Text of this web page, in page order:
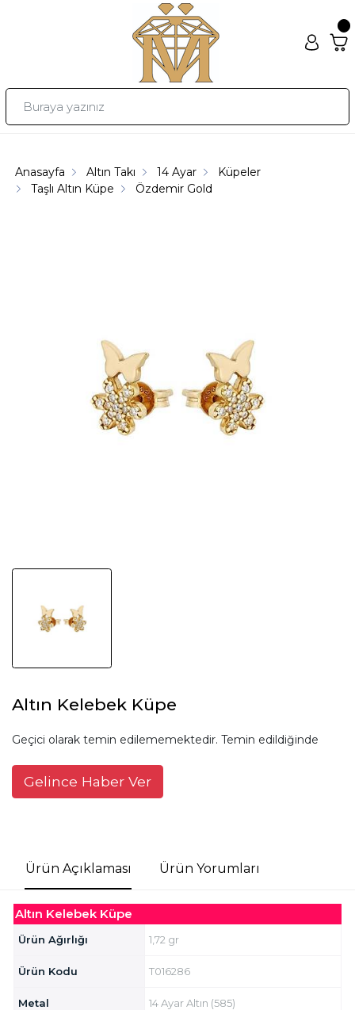
Anasayfa Altın Takı 14 Ayar
Küpeler
Taşlı Altın Küpe
Özdemir Gold
Altın Kelebek Küpe
Geçici olarak temin edilememektedir. Temin edildiğinde
Gelince Haber Ver
Ürün Açıklaması Ürün Yorumları
Altın Kelebek Küpe
Ürün Ağırlığı 1,72 gr
Ürün Kodu T016286
Metal 14 Ayar Altın (585)